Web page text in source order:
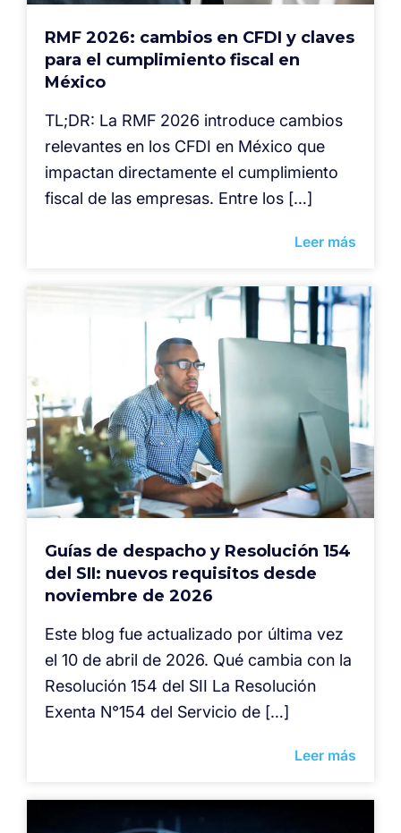
RMF 2026: cambios en CFDI y claves
para el cumplimiento fiscal en
México
TL;DR: La RMF 2026 introduce cambios
relevantes en los CFDI en México que
impactan directamente el cumplimiento
fiscal de las empresas. Entre los […]
Leer más
Guías de despacho y Resolución 154
del SII: nuevos requisitos desde
noviembre de 2026
Este blog fue actualizado por última vez
el 10 de abril de 2026. Qué cambia con la
Resolución 154 del SII La Resolución
Exenta N°154 del Servicio de […]
Leer más